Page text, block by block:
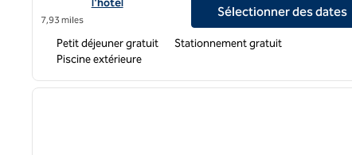
l'hôtel
7,93 miles
Sélectionner des dates
Petit déjeuner gratuit
Stationnement gratuit
Piscine extérieure